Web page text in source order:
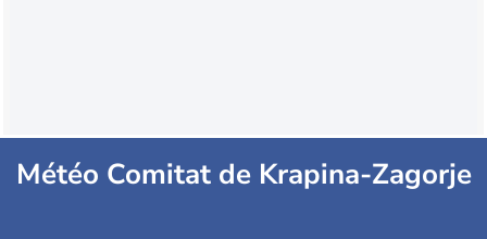
Météo Comitat de Krapina-Zagorje